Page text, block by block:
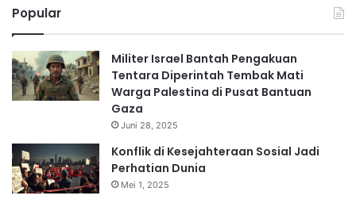
Popular
Militer Israel Bantah Pengakuan
Tentara Diperintah Tembak Mati
Warga Palestina di Pusat Bantuan
Gaza
Juni 28, 2025
Konflik di Kesejahteraan Sosial Jadi
Perhatian Dunia
Mei 1, 2025